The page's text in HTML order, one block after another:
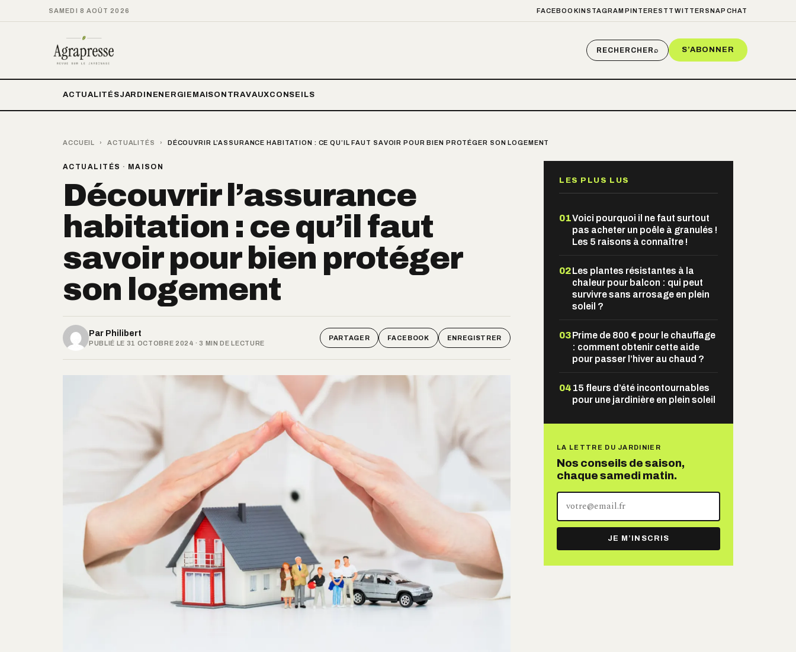
SAMEDI 8 AOÛT 2026 FACEBOOKINSTAGRAM PINTEREST TWITTER SNAPCHAT
RECHERCHER⌕ S’ABONNER
ACTUALITÉSJARDIN ENERGIE MAISON TRAVAUXCONSEILS
ACCUEIL › ACTUALITÉS › DÉCOUVRIR L’ASSURANCE HABITATION : CE QU’IL FAUT SAVOIR POUR BIEN PROTÉGER SON LOGEMENT
ACTUALITÉS · MAISON
Découvrir l’assurance
habitation : ce qu’il faut
savoir pour bien protéger
son logement
Par Philibert
PUBLIÉ LE 31 OCTOBRE 2024 · 3 MIN DE LECTURE
PARTAGER FACEBOOK ENREGISTRER
LES PLUS LUS
01Voici pourquoi il ne faut surtout
pas acheter un poêle à granulés !
Les 5 raisons à connaître !
02Les plantes résistantes à la
chaleur pour balcon : qui peut
survivre sans arrosage en plein
soleil ?
03Prime de 800 € pour le chauffage
: comment obtenir cette aide
pour passer l’hiver au chaud ?
04 15 fleurs d’été incontournables
pour une jardinière en plein soleil
LA LETTRE DU JARDINIER
Nos conseils de saison,
chaque samedi matin.
adresse
mail
JE M’INSCRIS